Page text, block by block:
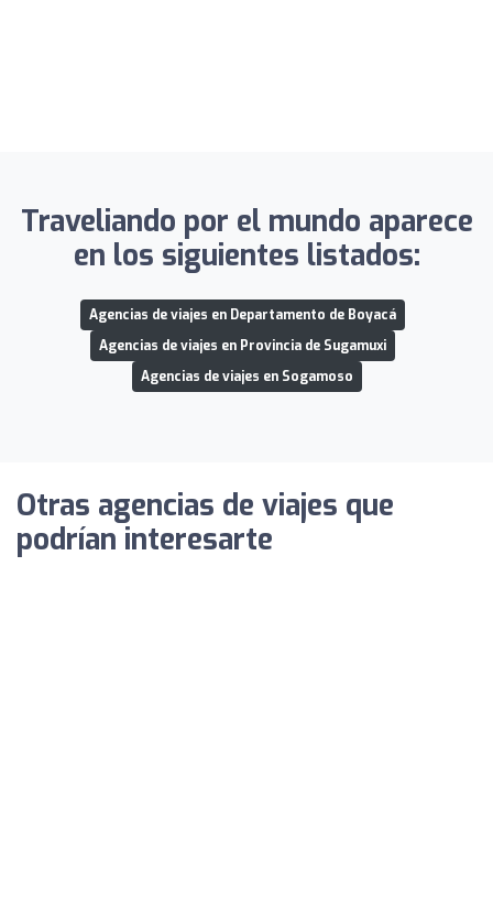
Traveliando por el mundo aparece
en los siguientes listados:
Agencias de viajes en Departamento de Boyacá
Agencias de viajes en Provincia de Sugamuxi
Agencias de viajes en Sogamoso
Otras agencias de viajes que
podrían interesarte